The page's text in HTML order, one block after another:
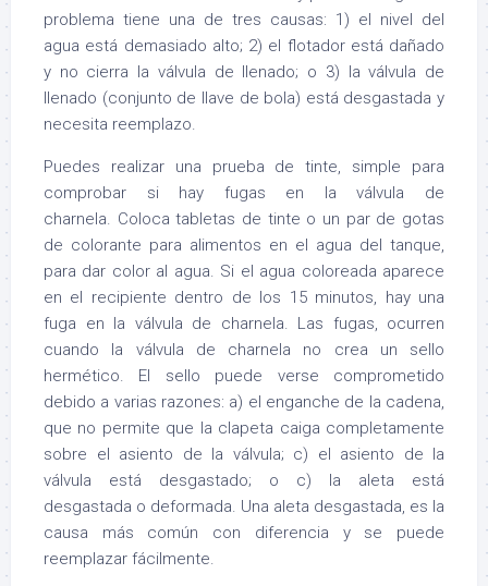
problema tiene una de tres causas: 1) el nivel del
agua está demasiado alto; 2) el flotador está dañado
y no cierra la válvula de llenado; o 3) la válvula de
llenado (conjunto de llave de bola) está desgastada y
necesita reemplazo.
Puedes realizar una prueba de tinte, simple para
comprobar si hay fugas en la válvula de
charnela. Coloca tabletas de tinte o un par de gotas
de colorante para alimentos en el agua del tanque,
para dar color al agua. Si el agua coloreada aparece
en el recipiente dentro de los 15 minutos, hay una
fuga en la válvula de charnela. Las fugas, ocurren
cuando la válvula de charnela no crea un sello
hermético. El sello puede verse comprometido
debido a varias razones: a) el enganche de la cadena,
que no permite que la clapeta caiga completamente
sobre el asiento de la válvula; c) el asiento de la
válvula está desgastado; o c) la aleta está
desgastada o deformada. Una aleta desgastada, es la
causa más común con diferencia y se puede
reemplazar fácilmente.